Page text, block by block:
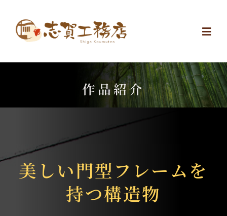
content
無料相談
家づくり
作品紹介
美しい門型フレームを
持つ構造物